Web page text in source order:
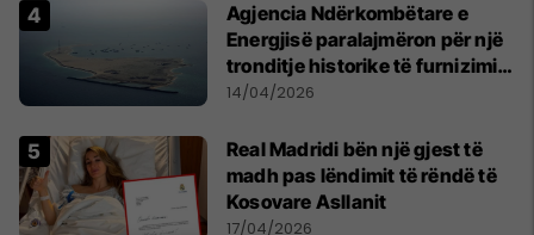
Agjencia Ndërkombëtare e
Energjisë paralajmëron për një
tronditje historike të furnizimit
me naftë, ndërsa lufta me
14/04/2026
Real Madridi bën një gjest të
madh pas lëndimit të rëndë të
Kosovare Asllanit
17/04/2026